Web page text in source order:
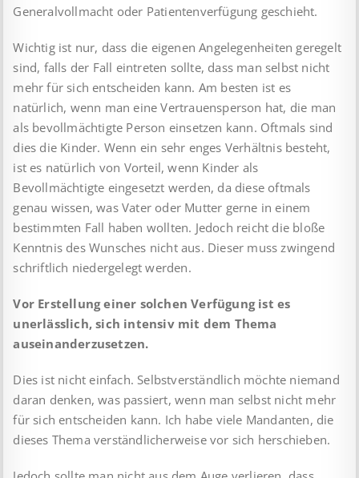
Generalvollmacht oder Patientenverfügung geschieht.
Wichtig ist nur, dass die eigenen Angelegenheiten geregelt
sind, falls der Fall eintreten sollte, dass man selbst nicht
mehr für sich entscheiden kann. Am besten ist es
natürlich, wenn man eine Vertrauensperson hat, die man
als bevollmächtigte Person einsetzen kann. Oftmals sind
dies die Kinder. Wenn ein sehr enges Verhältnis besteht,
ist es natürlich von Vorteil, wenn Kinder als
Bevollmächtigte eingesetzt werden, da diese oftmals
genau wissen, was Vater oder Mutter gerne in einem
bestimmten Fall haben wollten. Jedoch reicht die bloße
Kenntnis des Wunsches nicht aus. Dieser muss zwingend
schriftlich niedergelegt werden.
Vor Erstellung einer solchen Verfügung ist es
unerlässlich, sich intensiv mit dem Thema
auseinanderzusetzen.
Dies ist nicht einfach. Selbstverständlich möchte niemand
daran denken, was passiert, wenn man selbst nicht mehr
für sich entscheiden kann. Ich habe viele Mandanten, die
dieses Thema verständlicherweise vor sich herschieben.